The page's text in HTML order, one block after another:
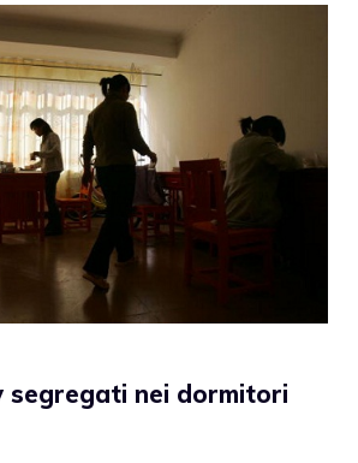
segregati nei dormitori